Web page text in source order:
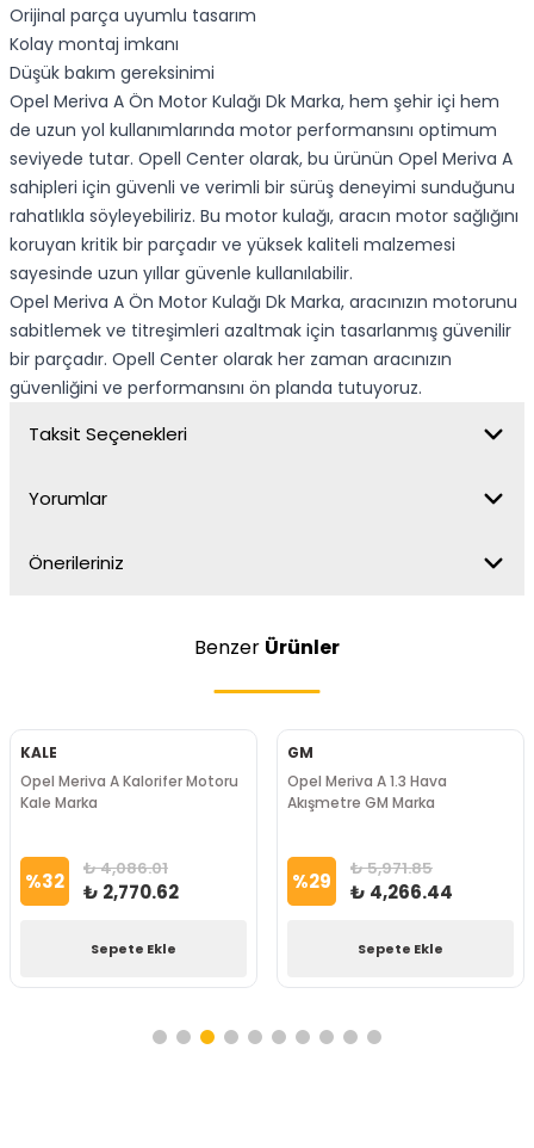
Orijinal parça uyumlu tasarım
Kolay montaj imkanı
Düşük bakım gereksinimi
Opel Meriva A Ön Motor Kulağı Dk Marka, hem şehir içi hem
de uzun yol kullanımlarında motor performansını optimum
seviyede tutar. Opell Center olarak, bu ürünün Opel Meriva A
sahipleri için güvenli ve verimli bir sürüş deneyimi sunduğunu
rahatlıkla söyleyebiliriz. Bu motor kulağı, aracın motor sağlığını
koruyan kritik bir parçadır ve yüksek kaliteli malzemesi
sayesinde uzun yıllar güvenle kullanılabilir.
Opel Meriva A Ön Motor Kulağı Dk Marka, aracınızın motorunu
sabitlemek ve titreşimleri azaltmak için tasarlanmış güvenilir
bir parçadır. Opell Center olarak her zaman aracınızın
güvenliğini ve performansını ön planda tutuyoruz.
Taksit Seçenekleri
Yorumlar
Önerileriniz
Benzer Ürünler
KALE
Opel Meriva A Kalorifer Motoru
Kale Marka
%32 ₺ 4,086.01
₺ 2,770.62
Sepete Ekle
GM
Opel Meriva A 1.3 Hava
Akışmetre GM Marka
%29 ₺ 5,971.85
₺ 4,266.44
Sepete Ekle